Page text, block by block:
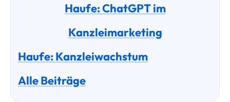
Haufe: ChatGPT im
Kanzleimarketing
Haufe: Kanzleiwachstum
Alle Beiträge